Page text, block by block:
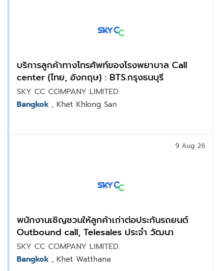
บริการลูกค้าทางโทรศัพท์ของโรงพยาบาล Call
center (ไทย, อังกฤษ) : BTS.กรุงธนบุรี
SKY CC COMPANY LIMITED.
Bangkok , Khet Khlong San
พนักงานเชิญชวนให้ลูกค้าเก่าต่อประกันรถยนต์
Outbound call, Telesales ประจำ วัฒนา
SKY CC COMPANY LIMITED.
9 Aug 26
Bangkok , Khet Watthana